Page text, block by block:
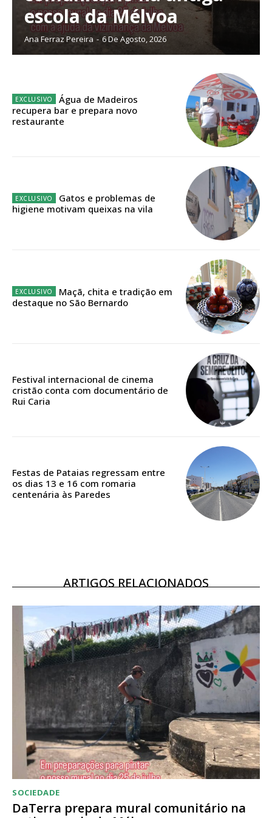
ASSINATURA
32
Edição em papel entregue à Quinta-feira em sua
casa
Acesso ao conteúdo online
Acesso aos conteúdos Exclusivos para
Escolha o plano
DIGITAL ANUAL
16€
Acesso ao conteúdo online
Acesso aos conteúdos Exclusivos para
escola da Mélvoa
Ana Ferraz Pereira - 6 De Agosto, 2026
Água de Madeiros
recupera bar e prepara novo
restaurante
Gatos e problemas de
higiene motivam queixas na vila
Maçã, chita e tradição em
destaque no São Bernardo
Festival internacional de cinema
cristão conta com documentário de
Rui Caria
Festas de Pataias regressam entre
os dias 13 e 16 com romaria
centenária às Paredes
ARTIGOS RELACIONADOS
SOCIEDADE
DaTerra prepara mural comunitário na